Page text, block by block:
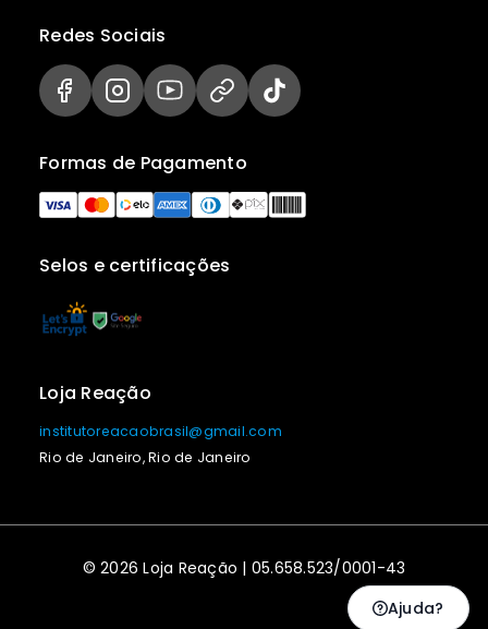
Selos e certificações
Formas de Pagamento
Redes Sociais
Loja Reação
institutoreacaobrasil@gmail.com
Rio de Janeiro, Rio de Janeiro
© 2026 Loja Reação | 05.658.523/0001-43
Ajuda?